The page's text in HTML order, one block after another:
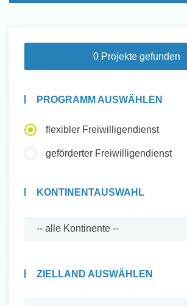
Auslandserfahrung
und Sozial
Initiativbewerbung
0 Projekte gefunden
PROGRAMM AUSWÄHLEN
flexibler Freiwilligendienst
geförderter Freiwilligendienst
KONTINENTAUSWAHL
ZIELLAND AUSWÄHLEN